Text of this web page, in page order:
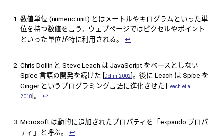
数値単位 (numeric unit) とはメートルやキログラムといった単
位を持つ数値を言う。ウェブページではピクセルやポイント
といった単位が特に利用される。 ↩︎
Chris Dollin と Steve Leach は JavaScript をベースとしない
Spice 言語の開発を続けた [Dollin 2002]。後に Leach は Spice を
Ginger というプログラミング言語に進化させた [ Leach et al.
2018]。 ↩︎
Microsoft は動的に追加されたプロパティを「expando プロパ
ティ」と呼ぶ。 ↩︎